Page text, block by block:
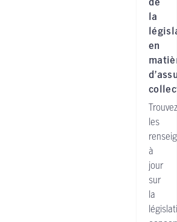
de
la
en
Trouvez
les
à
jour
sur
la